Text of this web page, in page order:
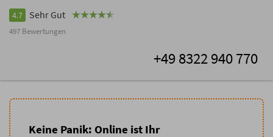
4.7 Sehr Gut
497 Bewertungen
+49 8322 940 770
Keine Panik: Online ist Ihr